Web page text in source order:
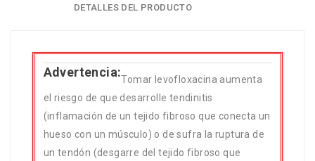
DETALLES DEL PRODUCTO
Advertencia:Tomar levofloxacina aumenta
el riesgo de que desarrolle tendinitis
(inflamación de un tejido fibroso que conecta un
hueso con un músculo) o de sufra la ruptura de
un tendón (desgarre del tejido fibroso que